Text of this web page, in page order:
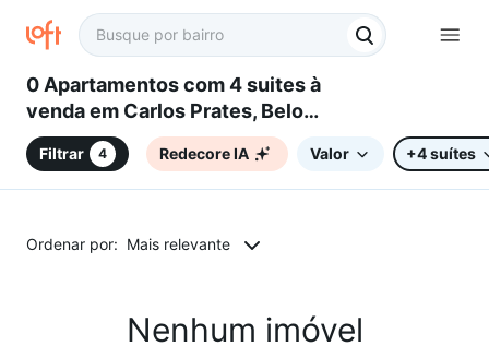
0 Apartamentos com 4 suites à
venda em Carlos Prates, Belo
Horizonte, MG
Filtrar 4 Redecore IA Valor +4 suítes
Ordenar por: Mais relevante
Nenhum imóvel